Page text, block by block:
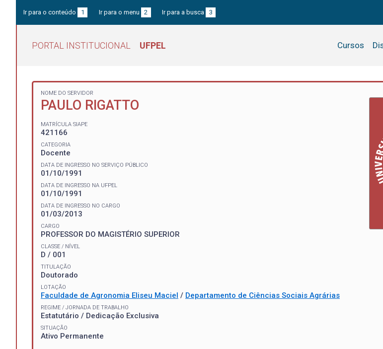
Ir para o conteúdo 1 Ir para o menu 2 Ir para a busca 3
PORTAL INSTITUCIONAL UFPEL Cursos
NOME DO SERVIDOR
PAULO RIGATTO
MATRÍCULA SIAPE
421166
CATEGORIA
Docente
DATA DE INGRESSO NO SERVIÇO PÚBLICO
01/10/1991
DATA DE INGRESSO NA UFPEL
01/10/1991
DATA DE INGRESSO NO CARGO
01/03/2013
CARGO
PROFESSOR DO MAGISTÉRIO SUPERIOR
CLASSE / NÍVEL
D / 001
TITULAÇÃO
Doutorado
LOTAÇÃO
Faculdade de Agronomia Eliseu Maciel / Departamento de Ciências Sociais Agrárias
REGIME / JORNADA DE TRABALHO
Estatutário / Dedicação Exclusiva
SITUAÇÃO
Ativo Permanente